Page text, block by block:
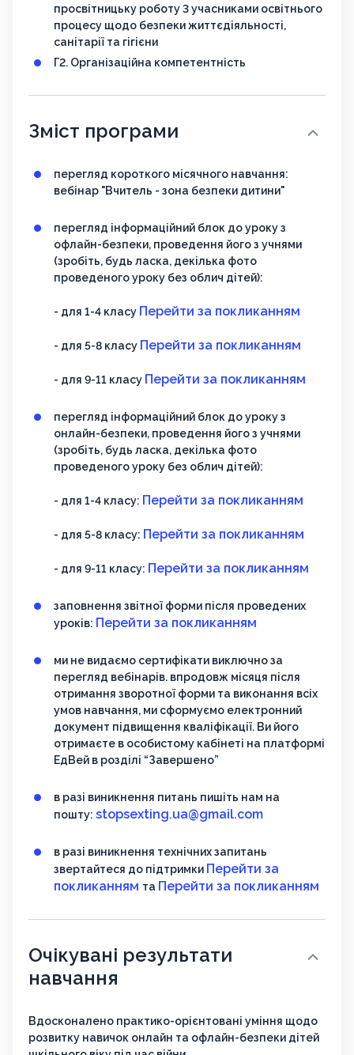
просвітницьку роботу 3 учасниками освітнього
процесу щодо безпеки життєдіяльності,
санітарії та гігієни
Г2. Організаційна компетентність
Зміст програми
перегляд короткого місячного навчання:
вебінар "Вчитель - зона безпеки дитини"
перегляд інформаційний блок до уроку з
офлайн-безпеки, проведення його з учнями
(зробіть, будь ласка, декілька фото
проведеного уроку без облич дітей):
- для 1-4 класу Перейти за покликанням
- для 5-8 класу Перейти за покликанням
- для 9-11 класу Перейти за покликанням
перегляд інформаційний блок до уроку з
онлайн-безпеки, проведення його з учнями
(зробіть, будь ласка, декілька фото
проведеного уроку без облич дітей):
- для 1-4 класу: Перейти за покликанням
- для 5-8 класу: Перейти за покликанням
- для 9-11 класу: Перейти за покликанням
заповнення звітної форми після проведених
уроків: Перейти за покликанням
ми не видаємо сертифікати виключно за
перегляд вебінарів. впродовж місяця після
отримання зворотної форми та виконання всіх
умов навчання, ми сформуємо електронний
документ підвищення кваліфікації. Ви його
отримаєте в особистому кабінеті на платформі
ЕдВей в розділі “Завершено”
в разі виникнення питань пишіть нам на
пошту: stopsexting.ua@gmail.com
в разі виникнення технічних запитань
звертайтеся до підтримки Перейти за
покликанням та Перейти за покликанням
Очікувані результати
навчання
Вдосконалено практико-орієнтовані уміння щодо
розвитку навичок онлайн та офлайн-безпеки дітей